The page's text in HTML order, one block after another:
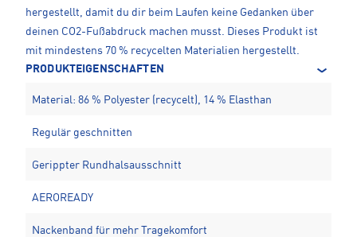
hergestellt, damit du dir beim Laufen keine Gedanken über
deinen CO2-Fußabdruck machen musst. Dieses Produkt ist
mit mindestens 70 % recycelten Materialien hergestellt.
PRODUKTEIGENSCHAFTEN
Material: 86 % Polyester (recycelt), 14 % Elasthan
Regulär geschnitten
Gerippter Rundhalsausschnitt
AEROREADY
Nackenband für mehr Tragekomfort